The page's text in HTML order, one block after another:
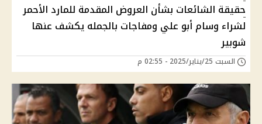
حقيقة الشائعات بشأن العروض المقدمة للمارد الأحمر
لشراء وسام أبو علي ومفاجات بالجمله يكشف عنها
شوبير
السبت 25/يناير/2025 - 02:55 م